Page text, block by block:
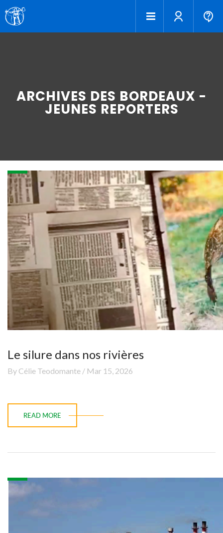
ARCHIVES DES BORDEAUX -
JEUNES REPORTERS
Le silure dans nos rivières
By Célie Teodomante / Mar 15, 2026
READ MORE